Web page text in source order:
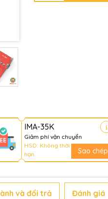
IMA-35K
Giảm phí vận chuyển
HSD: Không thời
hạn
Sao chép
và đổi trả Đánh giá